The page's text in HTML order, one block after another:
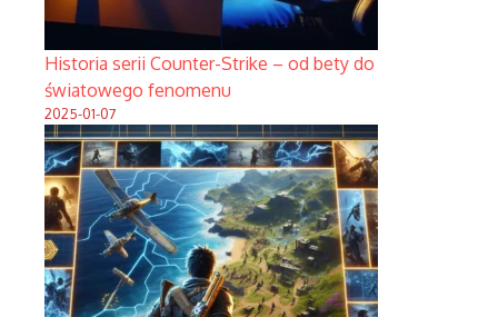
Historia serii Counter-Strike – od bety do
światowego fenomenu
2025-01-07